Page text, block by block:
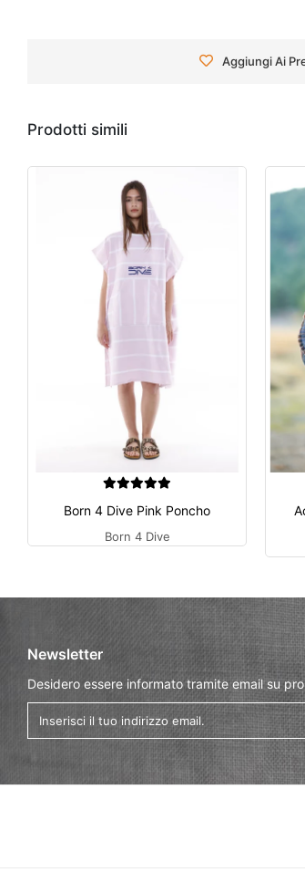
Aggiungi Ai
Prodotti simili
Born 4 Dive Pink Poncho
Born 4 Dive
Newsletter
Desidero essere informato tramite email su